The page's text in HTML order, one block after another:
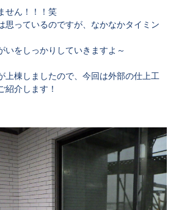
せん！！！笑
思っているのですが、なかなかタイミン
いをしっかりしていきますよ～
上棟しましたので、今回は外部の仕上工
紹介します！